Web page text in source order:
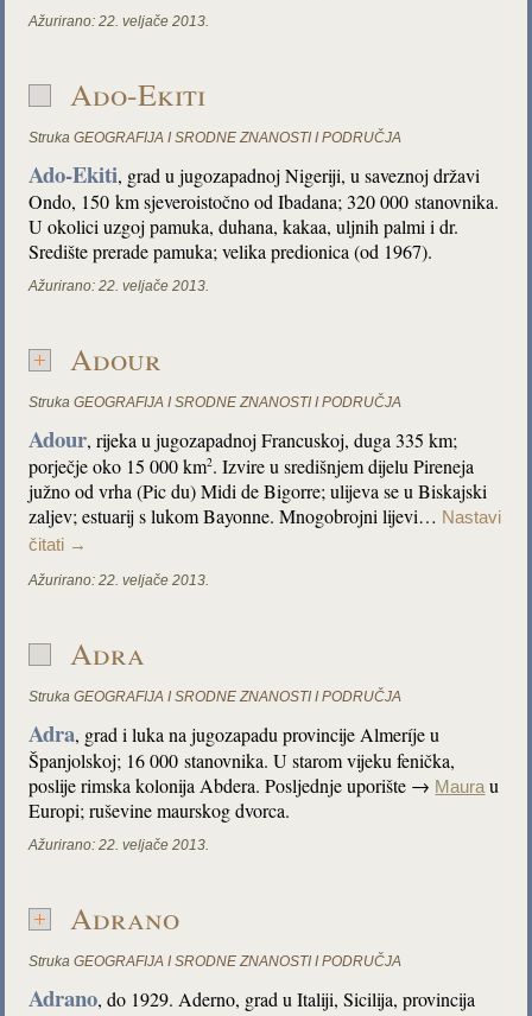
Ažurirano: 22. veljače 2013.
Ado-Ekiti
Struka GEOGRAFIJA I SRODNE ZNANOSTI I PODRUČJA
Ado-Ekiti, grad u jugozapadnoj Nigeriji, u saveznoj državi
Ondo, 150 km sjeveroistočno od Ibadana; 320 000 stanovnika.
U okolici uzgoj pamuka, duhana, kakaa, uljnih palmi i dr.
Središte prerade pamuka; velika predionica (od 1967).
Ažurirano: 22. veljače 2013.
Adour
Struka GEOGRAFIJA I SRODNE ZNANOSTI I PODRUČJA
Adour, rijeka u jugozapadnoj Francuskoj, duga 335 km;
porječje oko 15 000 km2. Izvire u središnjem dijelu Pireneja
južno od vrha (Pic du) Midi de Bigorre; ulijeva se u Biskajski
zaljev; estuarij s lukom Bayonne. Mnogobrojni lijevi… Nastavi
čitati →
Ažurirano: 22. veljače 2013.
Adra
Struka GEOGRAFIJA I SRODNE ZNANOSTI I PODRUČJA
Adra, grad i luka na jugozapadu provincije Almeríje u
Španjolskoj; 16 000 stanovnika. U starom vijeku fenička,
poslije rimska kolonija Abdera. Posljednje uporište → Maura u
Europi; ruševine maurskog dvorca.
Ažurirano: 22. veljače 2013.
Adrano
Struka GEOGRAFIJA I SRODNE ZNANOSTI I PODRUČJA
Adrano, do 1929. Aderno, grad u Italiji, Sicilija, provincija